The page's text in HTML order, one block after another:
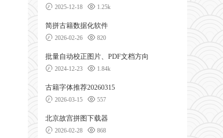
2025-12-18 1.25k
简拼古籍数据化软件
2026-02-26 820
批量自动校正图片、PDF文档方向
2024-12-23 1.84k
古籍字体推荐20260315
2026-03-15 557
北京故宫拼图下载器
2026-02-28 868